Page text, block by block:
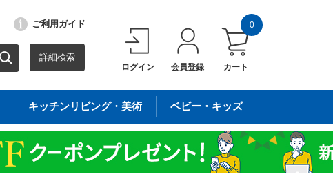
詳細検索
ご利用ガイド
ログイン 会員登録 カート
0
キッチンリビング・美術 ベビー・キッズ